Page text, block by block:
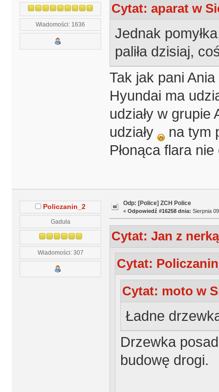
Wiadomości: 1636
Cytat: aparat w
Jednak
paliła dzisiaj,
Tak jak pani
Hyundai ma
udziały w
udziały
na tym
Płonąca flara
Policzanin_2
Gaduła
Wiadomości: 307
Odp: [Police] ZCH Police
« Odpowiedź #16258 dnia: Sierpnia
Cytat: Jan z
Cytat:
Cytat: moto w
Ładne
Drzewka
budowę drogi.